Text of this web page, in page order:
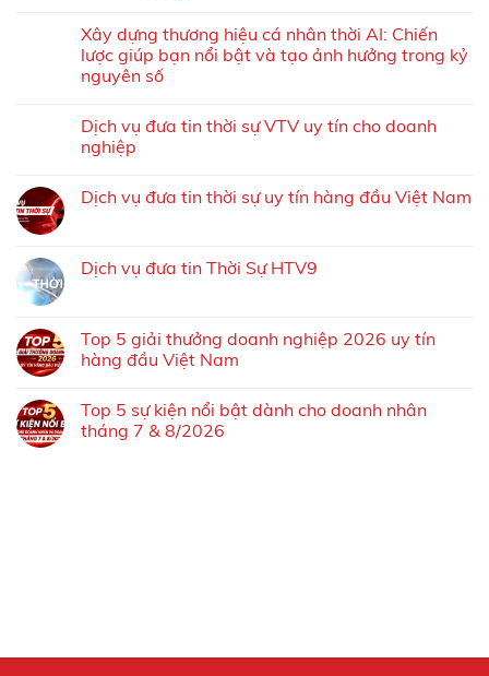
Xây dựng thương hiệu cá nhân thời AI: Chiến
lược giúp bạn nổi bật và tạo ảnh hưởng trong kỷ
nguyên số
Dịch vụ đưa tin thời sự VTV uy tín cho doanh
nghiệp
Dịch vụ đưa tin thời sự uy tín hàng đầu Việt Nam
Dịch vụ đưa tin Thời Sự HTV9
Top 5 giải thưởng doanh nghiệp 2026 uy tín
hàng đầu Việt Nam
Top 5 sự kiện nổi bật dành cho doanh nhân
tháng 7 & 8/2026